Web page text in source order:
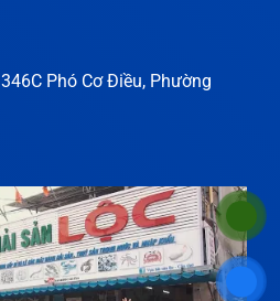
346C Phó Cơ Điều, Phường